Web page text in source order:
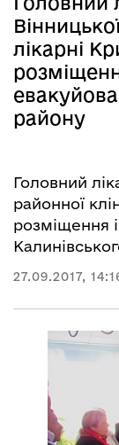
лікарні
району
Головний
районної
розміщення
27.09.2017,